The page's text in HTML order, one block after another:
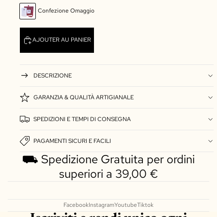
Confezione Omaggio
AJOUTER AU PANIER
DESCRIZIONE
GARANZIA & QUALITÀ ARTIGIANALE
SPEDIZIONI E TEMPI DI CONSEGNA
PAGAMENTI SICURI E FACILI
⛟ Spedizione Gratuita per ordini
superiori a 39,00 €
FacebookInstagramYoutubeTiktok